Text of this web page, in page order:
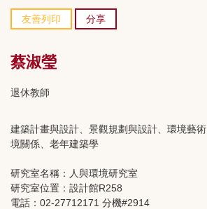
友善列印 分享
蔡淑瑩
退休教師
建築計畫與設計、景觀規劃與設計、環境藝
境關係、老年建築學
研究室名稱：人與環境研究室
研究室位置：設計館R258
電話：02-27712171 分機#2914